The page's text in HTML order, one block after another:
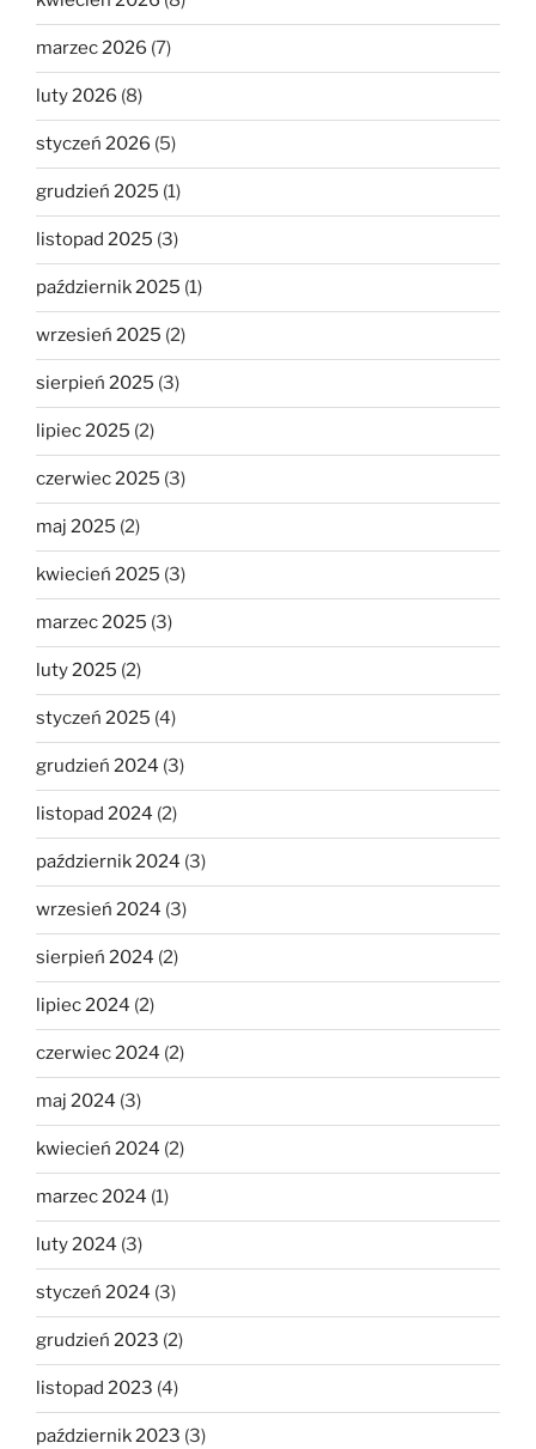
marzec 2026 (7)
luty 2026 (8)
styczeń 2026 (5)
grudzień 2025 (1)
listopad 2025 (3)
październik 2025 (1)
wrzesień 2025 (2)
sierpień 2025 (3)
lipiec 2025 (2)
czerwiec 2025 (3)
maj 2025 (2)
kwiecień 2025 (3)
marzec 2025 (3)
luty 2025 (2)
styczeń 2025 (4)
grudzień 2024 (3)
listopad 2024 (2)
październik 2024 (3)
wrzesień 2024 (3)
sierpień 2024 (2)
lipiec 2024 (2)
czerwiec 2024 (2)
maj 2024 (3)
kwiecień 2024 (2)
marzec 2024 (1)
luty 2024 (3)
styczeń 2024 (3)
grudzień 2023 (2)
listopad 2023 (4)
październik 2023 (3)